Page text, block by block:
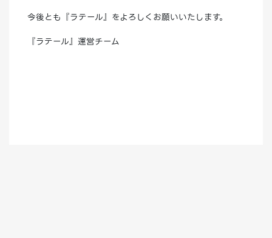
今後とも『ラテール』をよろしくお願いいたします。
『ラテール』運営チーム